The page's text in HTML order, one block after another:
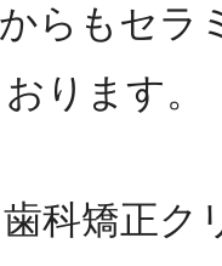
らもセラ
ります。
歯科矯正